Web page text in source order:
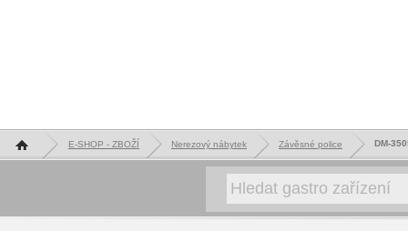
Hlavní stránka E-SHOP - ZBOŽÍ Nerezový nábytek Závěsné police DM-